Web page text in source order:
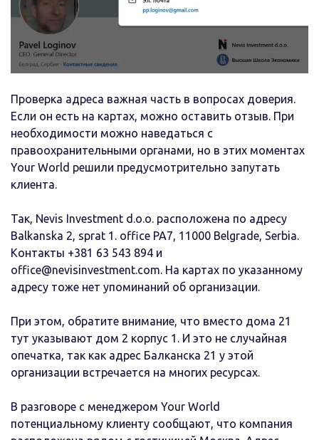
Проверка адреса важная часть в вопросах доверия.
Если он есть на картах, можно оставить отзыв. При
необходимости можно наведаться с
правоохранительными органами, но в этих моментах
Your World решили предусмотрительно запутать
клиента.
Так, Nevis Investment d.o.o. расположена по адресу
Balkanska 2, sprat 1. office PA7, 11000 Belgrade, Serbia.
Контакты +381 63 543 894 и
office@nevisinvestment.com. На картах по указанному
адресу тоже нет упоминаний об организации.
При этом, обратите внимание, что вместо дома 21
тут указывают дом 2 корпус 1. И это не случайная
опечатка, так как адрес Балканска 21 у этой
организации встречается на многих ресурсах.
В разговоре с менеджером Your World
потенциальному клиенту сообщают, что компания